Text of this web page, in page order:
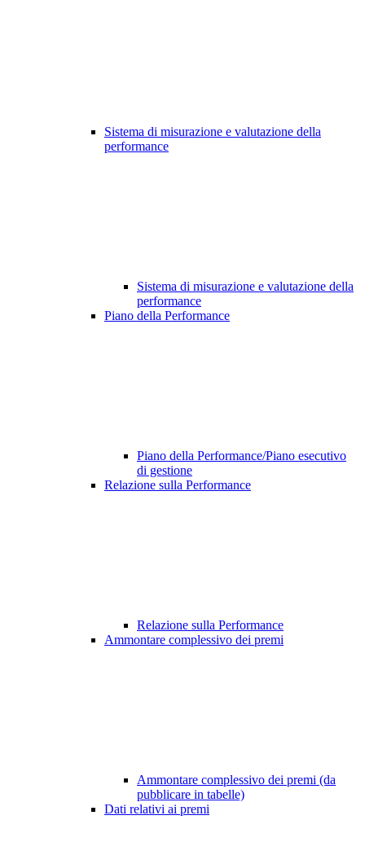
Sistema di misurazione e valutazione della
performance
Sistema di misurazione e valutazione della
performance
Piano della Performance
Piano della Performance/Piano esecutivo
di gestione
Relazione sulla Performance
Relazione sulla Performance
Ammontare complessivo dei premi
Ammontare complessivo dei premi (da
pubblicare in tabelle)
Dati relativi ai premi